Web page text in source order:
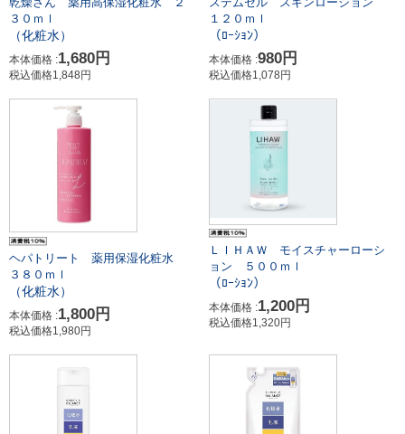
乾燥さん 薬用高保湿化粧水 ２
３０ｍｌ
（化粧水）
本体価格 :1,680円
税込価格1,848円
ステムセル スキンローション
１２０ｍｌ
（ﾛｰｼｮﾝ）
本体価格 :980円
税込価格1,078円
ヘパトリート 薬用保湿化粧水
３８０ｍｌ
（化粧水）
本体価格 :1,800円
税込価格1,980円
ＬＩＨＡＷ モイスチャーローシ
ョン ５００ｍｌ
（ﾛｰｼｮﾝ）
本体価格 :1,200円
税込価格1,320円